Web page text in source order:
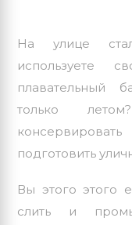
На улице
используете
плавательный
только
подготовить
Вы этого этого
слить и